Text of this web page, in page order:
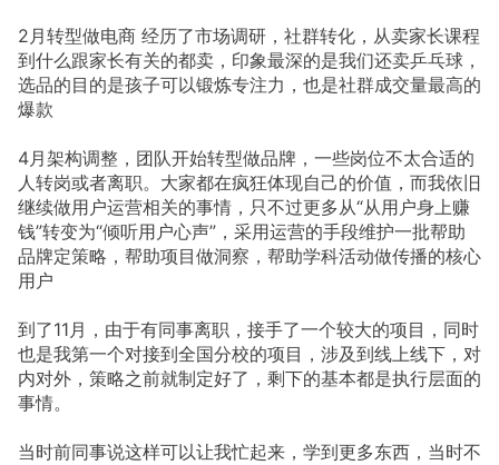
2月转型做电商 经历了市场调研，社群转化，从卖家长课程
到什么跟家长有关的都卖，印象最深的是我们还卖乒乓球，
选品的目的是孩子可以锻炼专注力，也是社群成交量最高的
爆款
4月架构调整，团队开始转型做品牌，一些岗位不太合适的
人转岗或者离职。大家都在疯狂体现自己的价值，而我依旧
继续做用户运营相关的事情，只不过更多从“从用户身上赚
钱”转变为“倾听用户心声”，采用运营的手段维护一批帮助
品牌定策略，帮助项目做洞察，帮助学科活动做传播的核心
用户
到了11月，由于有同事离职，接手了一个较大的项目，同时
也是我第一个对接到全国分校的项目，涉及到线上线下，对
内对外，策略之前就制定好了，剩下的基本都是执行层面的
事情。
当时前同事说这样可以让我忙起来，学到更多东西，当时不